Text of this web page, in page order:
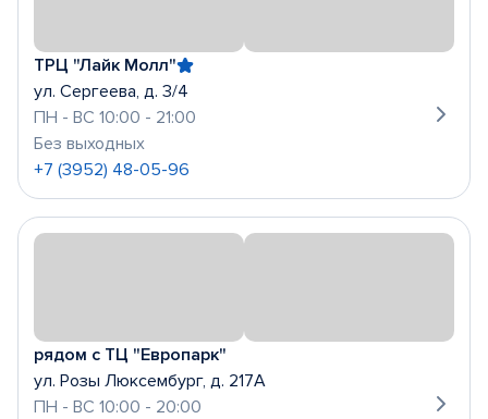
ТРЦ "Лайк Молл"
ул. Сергеева, д. 3/4
ПН - ВС 10:00 - 21:00
Без выходных
+7 (3952) 48-05-96
рядом с ТЦ "Европарк"
ул. Розы Люксембург, д. 217А
ПН - ВС 10:00 - 20:00